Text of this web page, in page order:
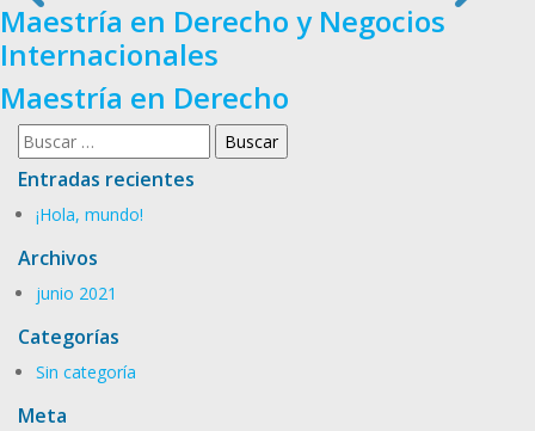
Maestría en Derecho y Negocios
Internacionales
Maestría en Derecho
Buscar:
Entradas recientes
¡Hola, mundo!
Archivos
junio 2021
Categorías
Sin categoría
Meta